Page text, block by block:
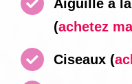
Aiguille à
(achetez
Ciseaux (